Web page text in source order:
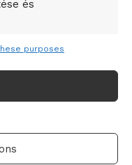
és
purposes